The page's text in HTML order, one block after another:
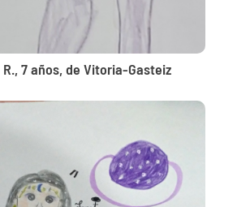
7 años, de Vitoria-Gasteiz